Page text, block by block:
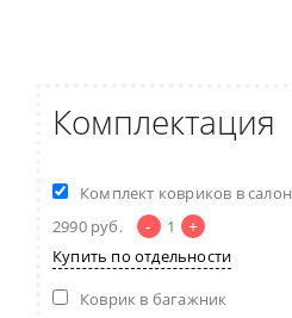
Комплектация
Комплект ковриков в салон
2990 руб. - 1 +
Купить по отдельности
Коврик в багажник